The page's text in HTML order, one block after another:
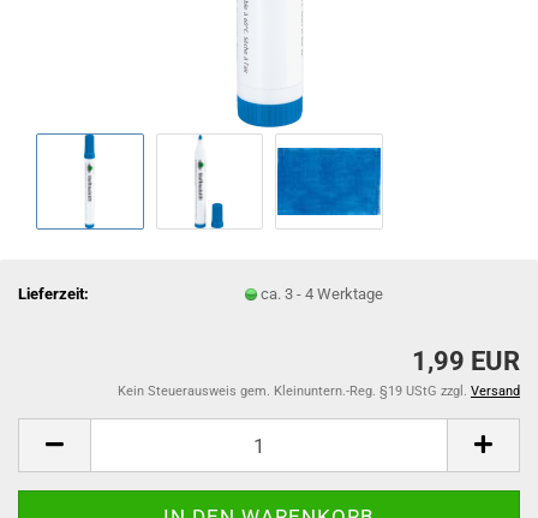
Lieferzeit: ca. 3 - 4 Werktage
1,99 EUR
Kein Steuerausweis gem. Kleinuntern.-Reg. §19 UStG zzgl. Versand